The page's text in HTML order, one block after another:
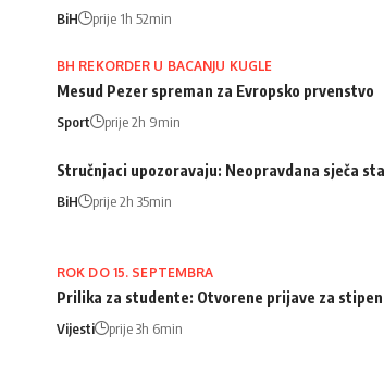
BiH prije 1h 52min
BH REKORDER U BACANJU KUGLE
Mesud Pezer spreman za Evropsko prvenstvo
Sport prije 2h 9min
Stručnjaci upozoravaju: Neopravdana sječa
BiH prije 2h 35min
ROK DO 15. SEPTEMBRA
Prilika za studente: Otvorene prijave za
Vijesti prije 3h 6min